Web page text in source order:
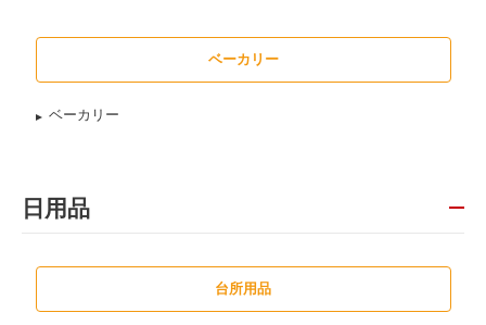
ベーカリー
ベーカリー
日用品
台所用品